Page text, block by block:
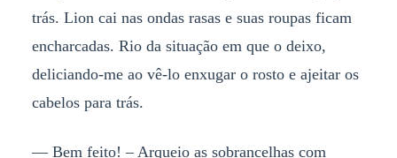
trás. Lion cai nas ondas rasas e suas roupas ficam
encharcadas. Rio da situação em que o deixo,
deliciando-me ao vê-lo enxugar o rosto e ajeitar os
cabelos para trás.
— Bem feito! – Arqueio as sobrancelhas com